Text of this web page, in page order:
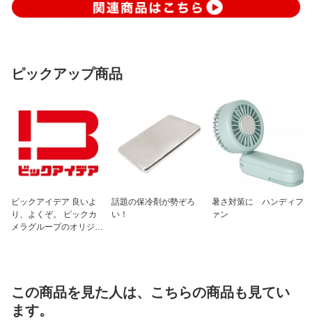
ピックアップ商品
ビックアイデア 良いよ
り、よくぞ。 ビックカ
メラグループのオリジナ
話題の保冷剤が勢ぞろ
い！
暑さ対策に ハンディフ
ァン
この商品を見た人は、こちらの商品も見てい
ます。